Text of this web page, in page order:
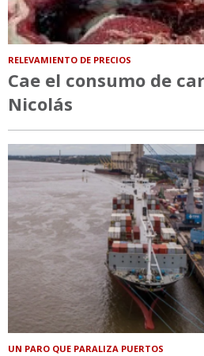
RELEVAMIENTO DE PRECIOS
Cae el consumo de
Nicolás
UN PARO QUE PARALIZA PUERTOS